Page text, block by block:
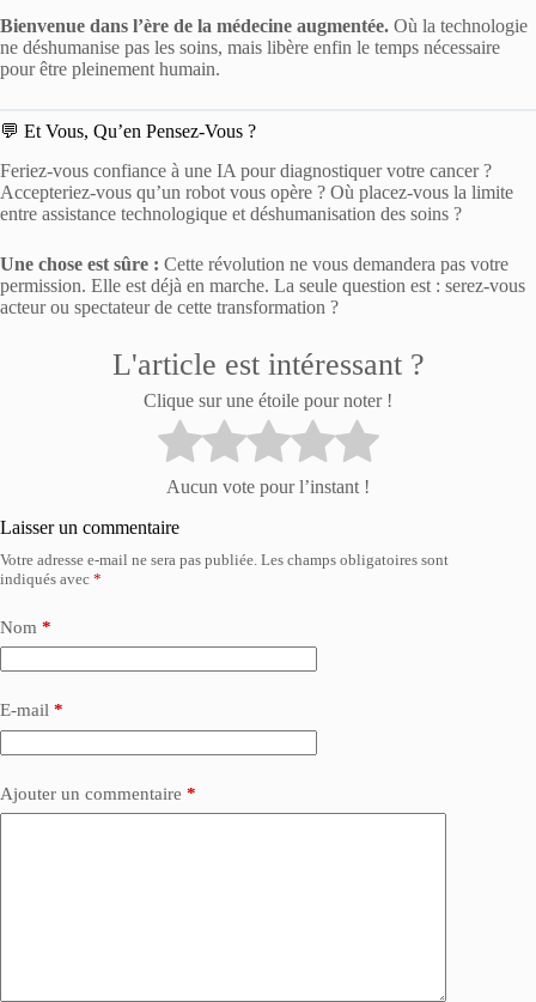
Bienvenue dans l’ère de la médecine augmentée. Où la technologie
ne déshumanise pas les soins, mais libère enfin le temps nécessaire
pour être pleinement humain.
💬 Et Vous, Qu’en Pensez-Vous ?
Feriez-vous confiance à une IA pour diagnostiquer votre cancer ?
Accepteriez-vous qu’un robot vous opère ? Où placez-vous la limite
entre assistance technologique et déshumanisation des soins ?
Une chose est sûre : Cette révolution ne vous demandera pas votre
permission. Elle est déjà en marche. La seule question est : serez-vous
acteur ou spectateur de cette transformation ?
L'article est intéressant ?
Clique sur une étoile pour noter !
Aucun vote pour l’instant !
Laisser un commentaire
Votre adresse e-mail ne sera pas publiée. Les champs obligatoires sont
indiqués avec *
Nom *
E-mail *
Ajouter un commentaire *